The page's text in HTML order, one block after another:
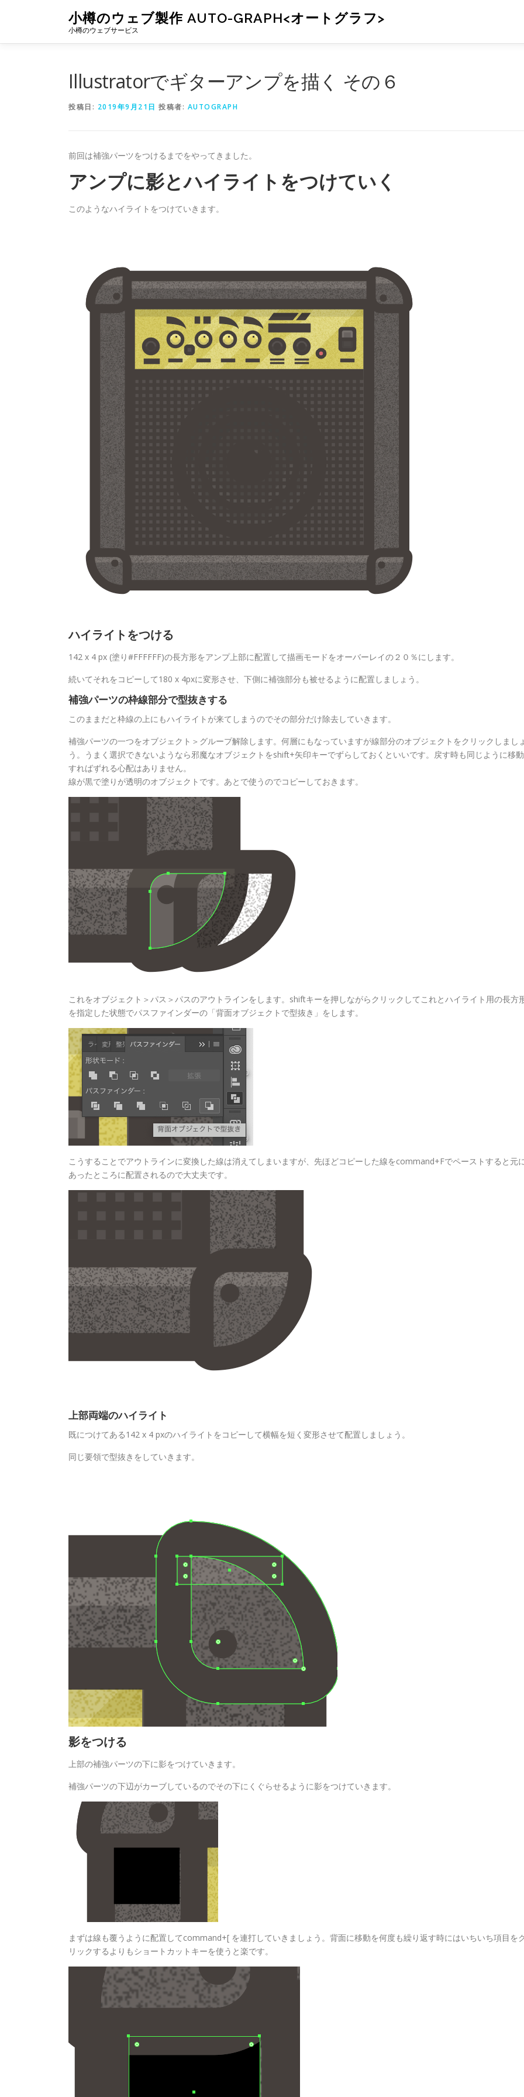
ン
小樽のウェブ製作 AUTO-GRAPH<オートグラフ>
小樽のウェブサービス
Illustratorでギターアンプを描く その６
投稿日: 2019年9月21日 投稿者: AUTOGRAPH
前回は補強パーツをつけるまでをやってきました。
アンプに影とハイライトをつけていく
このようなハイライトをつけていきます。
ハイライトをつける
142 x 4 px (塗り#FFFFFF)の長方形をアンプ上部に配置して描画モードをオーバーレイの２０％にします。
続いてそれをコピーして180 x 4pxに変形させ、下側に補強部分も被せるように配置しましょう。
補強パーツの枠線部分で型抜きする
このままだと枠線の上にもハイライトが来てしまうのでその部分だけ除去していきます。
補強パーツの一つをオブジェクト＞グループ解除します。何層にもなっていますが線部分のオブジェクトをクリックしまし
う。うまく選択できないようなら邪魔なオブジェクトをshift+矢印キーでずらしておくといいです。戻す時も同じように移動
すればずれる心配はありません。
線が黒で塗りが透明のオブジェクトです。あとで使うのでコピーしておきます。
これをオブジェクト＞パス＞パスのアウトラインをします。shiftキーを押しながらクリックしてこれとハイライト用の長方
を指定した状態でパスファインダーの「背面オブジェクトで型抜き」をします。
こうすることでアウトラインに変換した線は消えてしまいますが、先ほどコピーした線をcommand+Fでペーストすると元
あったところに配置されるので大丈夫です。
上部両端のハイライト
既につけてある142 x 4 pxのハイライトをコピーして横幅を短く変形させて配置しましょう。
同じ要領で型抜きをしていきます。
影をつける
上部の補強パーツの下に影をつけていきます。
補強パーツの下辺がカーブしているのでその下にくぐらせるように影をつけていきます。
まずは線も覆うように配置してcommand+[ を連打していきましょう。背面に移動を何度も繰り返す時にはいちいち項目を
リックするよりもショートカットキーを使うと楽です。